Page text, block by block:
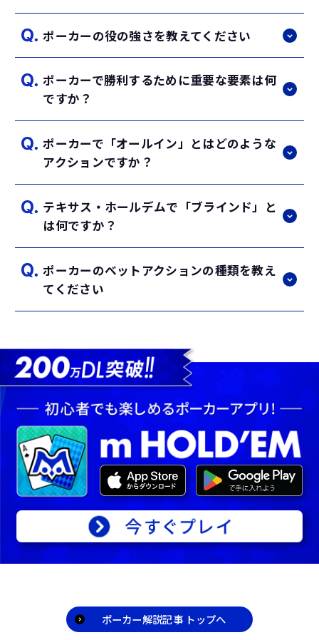
テキサス・ホールデムでは、各プレイヤーに
後、5枚のコミュニティカードが公開されま
す（最初に3枚のフロップ、その後1枚ずつの
ターンとリバー）。プレイヤーは各ラウンド
でベットやフォールドなどのアクションを行
い、最終的に最強の役を持つプレイヤーが勝
｢テキサスホールデムとは？｣の記事を
読む
｢マナー｣の記事を読む
ポーカーの役の強さを教えてください
ポーカーの役は強い順に以下の通りです。
フォーカード（フォー・オブ・ア・カインド
／クアッズ）
フルハウス
フラッシュ
ストレート
ツーペア
ワンペア
ハイカード
｢ポーカーの役の強さ｣の記事を読む
ポーカーで勝利するために重要な要素は何
ですか？
ポーカーで勝つためには、確率を考慮して自
トパターンや行動を観察し、自分の戦略を柔
軟に調整することで勝利に近づけます。
｢ポジション｣の記事を読む
｢スターティングハンド｣の記事を読む
ポーカーで「オールイン」とはどのような
アクションですか？
「オールイン」とは、自分の手持ちのチップ
できない場合でも、オールインを宣言するこ
とでゲームを続行できます。
テキサス・ホールデムで「ブラインド」と
は何ですか？
「ブラインド」とは、ゲーム開始時に強制的
れます。スモールブラインドは最低ベット額
の半分、ビッグブラインドは最低ベット額全
額を強制的にベットします。
｢ブラインド｣の記事を読む
ポーカーのベットアクションの種類を教え
てください
ポーカーのベットアクションは以下の通りで
す。 コール：前のプレイヤーと同じ額のチッ
プをベットすること。 レイズ：前のプレイヤ
ーのベット額にさらに上乗せしてベットする
こと。 フォールド：勝負を降りて、このゲ
ームから離脱すること。 チェック：ベット
せずに順番をパスすること。自分より前のプ
レイヤーが誰もベットしていない場合にのみ
可能です。
｢ベット｣の記事を読む
ポーカー解説記事 トップへ